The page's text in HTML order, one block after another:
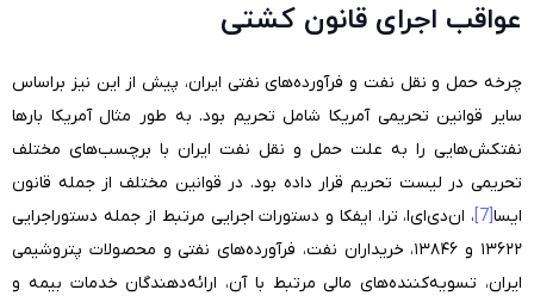
عواقب اجرای قانون کشتی
چرخه حمل و نقل نفت و فرآورده‌های نفتی ایران، پیش از این نیز براساس
سایر قوانین تحریمی آمریکا شامل تحریم بود. به طور مثال آمریکا بارها
نفتکش‌هایی را به علت حمل و نقل نفت ایران با برچسب‌های مختلف
تحریمی در لیست تحریم قرار داده بود. در قوانین مختلف از جمله قانون
ایسا[7]
، ان‌دی‌ای‌ا، ترا، ایفکا و دستورات اجرایی مرتبط از جمله دستوراجرایی
۱۳۶۲۲ و ۱۳۸۴۶، خریداران نفت، فرآورده‌های نفتی و محصولات پتروشیمی
ایران، تسویه‌کننده‌های مالی مرتبط با آن، ارائه‌دهندگان خدمات بیمه و